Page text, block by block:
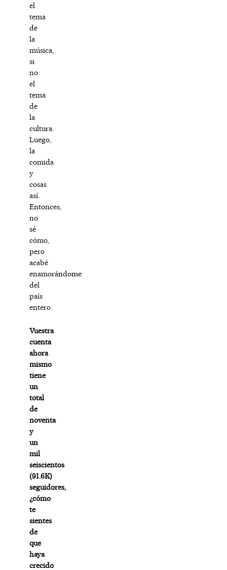
el
tema
de
la
música,
si
no
el
tema
de
la
cultura.
Luego,
la
comida
y
cosas
así.
Entonces,
no
sé
cómo,
pero
acabé
enamorándome
del
país
entero.
Vuestra
cuenta
ahora
mismo
tiene
un
total
de
noventa
y
un
mil
seiscientos
(91.6K)
seguidores,
¿cómo
te
sientes
de
que
haya
crecido